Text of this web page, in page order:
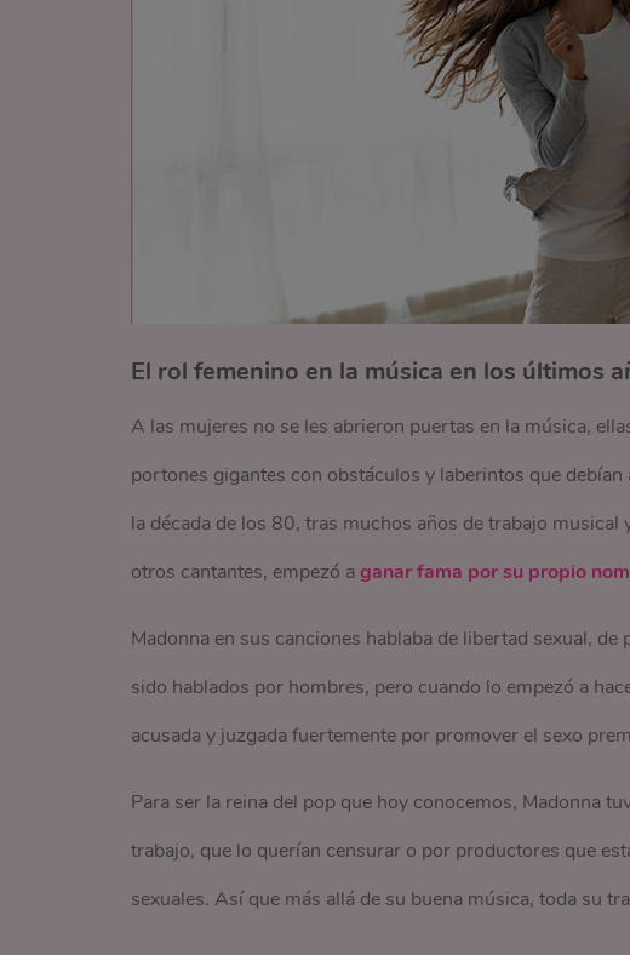
El rol femenino en la música en los últimos
A las mujeres no se les abrieron puertas en la música,
portones gigantes con obstáculos y laberintos que
la década de los 80, tras muchos años de trabajo
otros cantantes, empezó a ganar fama por su propio
Madonna en sus canciones hablaba de libertad sexual,
sido hablados por hombres, pero cuando lo empezó a
acusada y juzgada fuertemente por promover el sexo
Para ser la reina del pop que hoy conocemos, Madonna
trabajo, que lo querían censurar o por productores que
sexuales. Así que más allá de su buena música, toda su